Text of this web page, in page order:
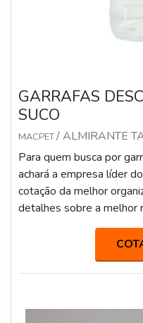
GARRAFAS
SUCO
MACPET/ ALMIRANTE
Para quem busca por
achará a empresa líder
cotação da melhor
detalhes sobre a melhor
o tema é garrafas
poderá encontrar ótima
sopradas de PET
diversos